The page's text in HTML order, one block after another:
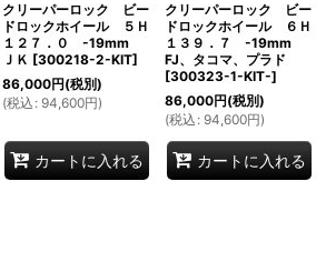
クリーパーロック ビー
ドロックホイール ５Ｈ
１２７．０ -19mm
ＪＫ [300218-2-KIT]
86,000円(税別)
(税込 : 94,600円)
カートに入れる
クリーパーロック ビー
ドロックホイール ６Ｈ
１３９．７ -19mm
FJ、タコマ、プラド
[300323-1-KIT-]
86,000円(税別)
(税込 : 94,600円)
カートに入れる